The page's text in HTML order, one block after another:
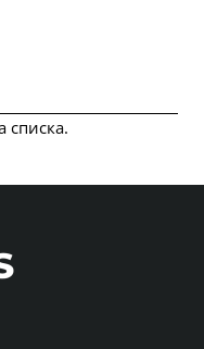
списка.